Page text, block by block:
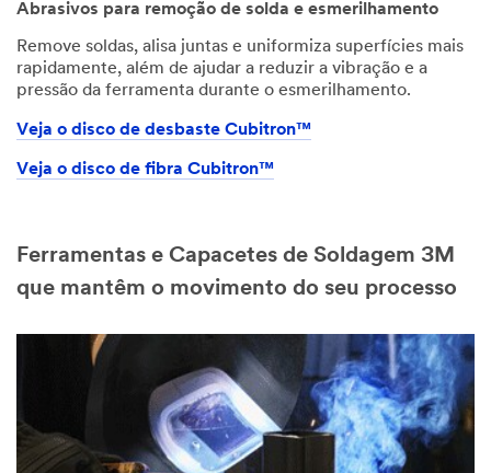
Abrasivos para remoção de solda e esmerilhamento
Remove soldas, alisa juntas e uniformiza superfícies mais
rapidamente, além de ajudar a reduzir a vibração e a
pressão da ferramenta durante o esmerilhamento.
Veja o disco de desbaste Cubitron™
Veja o disco de fibra Cubitron™
Ferramentas e Capacetes de Soldagem 3M
que mantêm o movimento do seu processo